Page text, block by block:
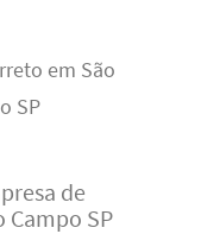
de
Campo SP